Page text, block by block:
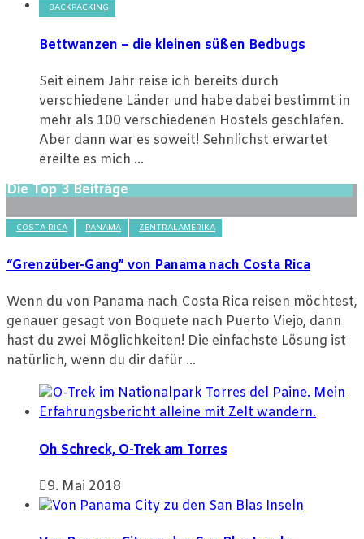
BACKPACKING
Bettwanzen – die kleinen süßen Bedbugs
Seit einem Jahr reise ich bereits durch
verschiedene Länder und habe dabei bestimmt in
mehr als 100 verschiedenen Hostels geschlafen.
Aber dann war es soweit! Sehnlichst erwartet
ereilte es mich ...
Die Top 3 Beiträge
COSTA RICA PANAMA ZENTRALAMERIKA
“Grenzüber-Gang” von Panama nach Costa Rica
Wenn du von Panama nach Costa Rica reisen möchtest,
genauer gesagt von Boquete nach Puerto Viejo, dann
hast du zwei Möglichkeiten! Die einfachste Lösung ist
natürlich, wenn du dir dafür ...
Oh Schreck, O-Trek am Torres
9. Mai 2018